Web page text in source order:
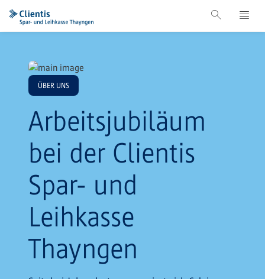
ÜBER UNS
Arbeitsjubiläum
bei der Clientis
Spar- und
Leihkasse
Thayngen